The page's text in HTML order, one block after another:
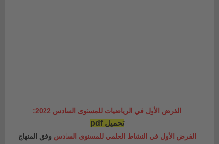
الفرض الأول في الرياضيات للمستوى السادس 2022:
تحميل pdf
الفرض الأول في النشاط العلمي للمستوى السادس وفق المنهاج